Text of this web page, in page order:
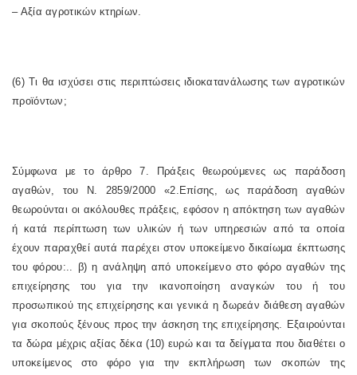
– Αξία αγροτικών κτηρίων.
(6) Τι θα ισχύσει στις περιπτώσεις ιδιοκατανάλωσης των αγροτικών
προϊόντων;
Σύμφωνα με το άρθρο 7. Πράξεις θεωρούμενες ως παράδοση
αγαθών, του Ν. 2859/2000 «2.Επίσης, ως παράδοση αγαθών
θεωρούνται οι ακόλουθες πράξεις, εφόσον η απόκτηση των αγαθών
ή κατά περίπτωση των υλικών ή των υπηρεσιών από τα οποία
έχουν παραχθεί αυτά παρέχει στον υποκείμενο δικαίωμα έκπτωσης
του φόρου:.. β) η ανάληψη από υποκείμενο στο φόρο αγαθών της
επιχείρησης του για την ικανοποίηση αναγκών του ή του
προσωπικού της επιχείρησης και γενικά η δωρεάν διάθεση αγαθών
για σκοπούς ξένους προς την άσκηση της επιχείρησης. Εξαιρούνται
τα δώρα μέχρις αξίας δέκα (10) ευρώ και τα δείγματα που διαθέτει ο
υποκείμενος στο φόρο για την εκπλήρωση των σκοπών της